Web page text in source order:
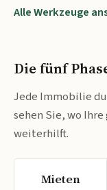
Alle Werkzeuge
Die fünf
Jede Immobilie
sehen Sie, wo
weiterhilft.
Mieten